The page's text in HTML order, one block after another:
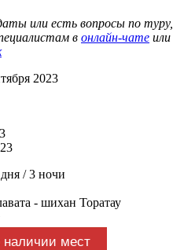
или есть вопросы по туру,
в онлайн-чате или
2023
/ 3 ночи
- шихан Торатау
наличии мест